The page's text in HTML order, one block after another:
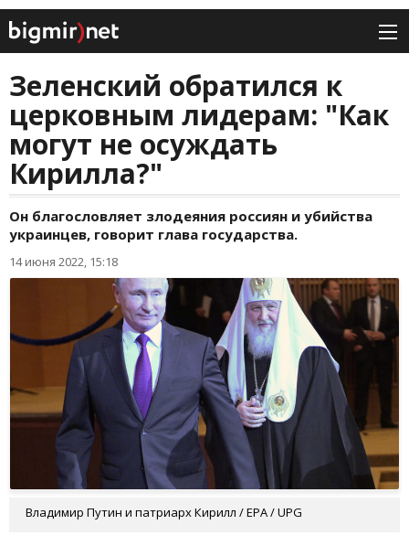
Зеленский обратился к
церковным лидерам: "Как
могут не осуждать
Кирилла?"
Он благословляет злодеяния россиян и убийства
украинцев, говорит глава государства.
14 июня 2022, 15:18
Владимир Путин и патриарх Кирилл / EPA / UPG